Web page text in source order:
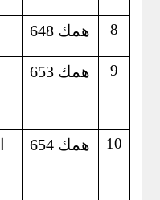
8 همك 648
9 همك 653
10 همك 654